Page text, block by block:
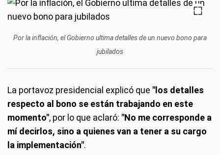
Por la inflación, el Gobierno ultima detalles de un nuevo bono para
jubilados
La portavoz presidencial explicó que "los detalles
respecto al bono se están trabajando en este
momento", por lo que aclaró: "No me corresponde a
mí decirlos, sino a quienes van a tener a su cargo
la implementación".